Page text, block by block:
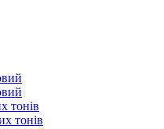
тонів
тонів